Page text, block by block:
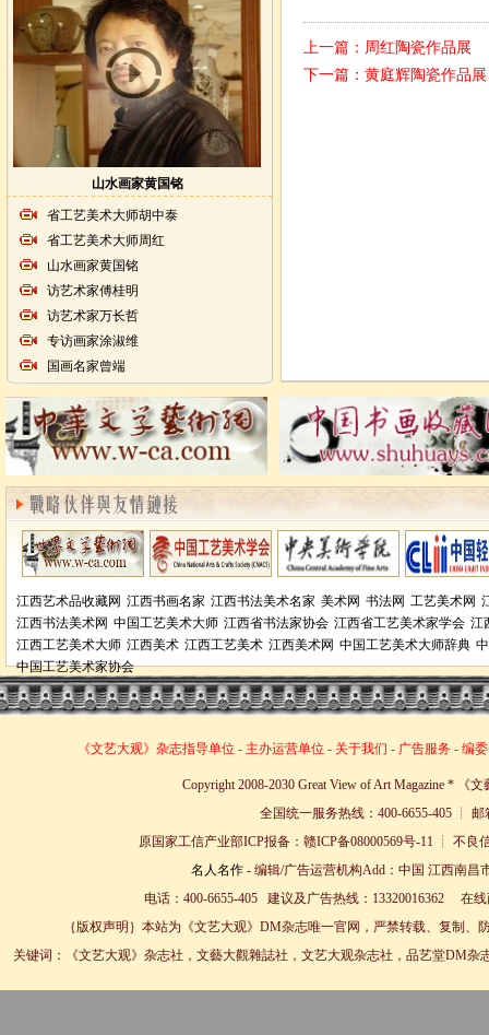
山水画家黄国铭
省工艺美术大师胡中泰
省工艺美术大师周红
山水画家黄国铭
访艺术家傅桂明
访艺术家万长哲
专访画家涂淑维
国画名家曾端
上一篇： 周红陶瓷作品展
下一篇： 黄庭辉陶瓷作品展
江西艺术品收藏网 江西书画名家 江西书法美术名家 美术网 书法网 工艺美术网
江西书法美术网 中国工艺美术大师 江西省书法家协会 江西省工艺美术家学会 江
江西工艺美术大师 江西美术 江西工艺美术 江西美术网 中国工艺美术大师辞典
中国工艺美术家协会
《文艺大观》杂志指导单位 - 主办运营单位 - 关于我们 - 广告服务 - 编
Copyright 2008-2030 Great View of Art Magazine * 《
全国统一服务热线：400-6655-405 ┊ 邮
原国家工信产业部ICP报备：赣ICP备08000569号-11 ┊ 不
名人名作- 编辑/广告运营机构Add：中国 江西南昌
电话：400-6655-405 建议及广告热线：13320016362 在
｛版权声明｝本站为《文艺大观》DM杂志唯一官网，严禁转载、复制
关键词：《文艺大观》杂志社，文藝大觀雜誌社，文艺大观杂志社，品艺堂DM